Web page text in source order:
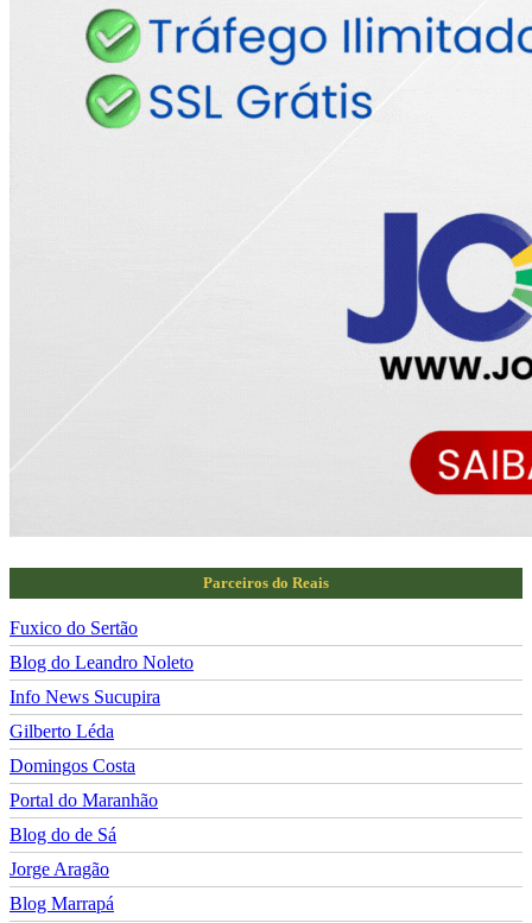
Parceiros do Reais
Fuxico do Sertão
Blog do Leandro Noleto
Info News Sucupira
Gilberto Léda
Domingos Costa
Portal do Maranhão
Blog do de Sá
Jorge Aragão
Blog Marrapá